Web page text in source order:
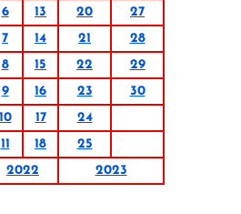
6 13 20
27
7 14 21
28
8 15 22
29
9 16 23
30
10 17
24
11 18
25
2022 2023